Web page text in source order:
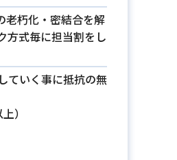
老朽化・密結合を解
方式毎に担当割をし
ていく事に抵抗の無
）